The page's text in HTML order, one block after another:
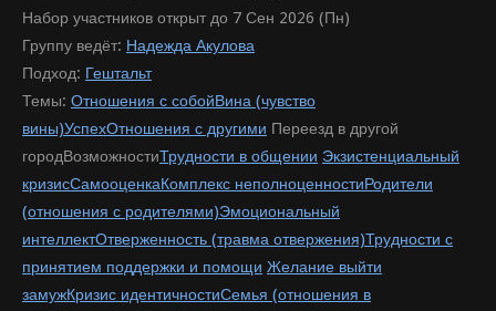
Набор участников открыт до 7 Сен 2026 (Пн)
Группу ведёт: Надежда Акулова
Подход: Гештальт
Темы: Отношения с собойВина (чувство
вины)УспехОтношения с другими Переезд в другой
городВозможностиТрудности в общении Экзистенциальный
кризисСамооценкаКомплекс неполноценностиРодители
(отношения с родителями)Эмоциональный
интеллектОтверженность (травма отвержения)Трудности с
принятием поддержки и помощи Желание выйти
замужКризис идентичностиСемья (отношения в